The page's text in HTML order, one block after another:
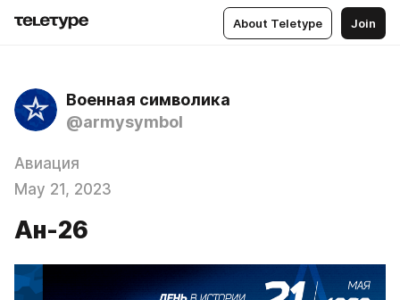
About Teletype Join
Военная символика
@armysymbol
Авиация
May 21, 2023
Ан-26